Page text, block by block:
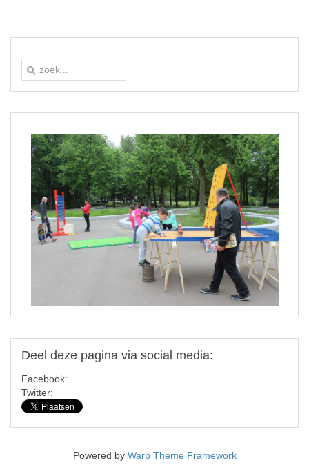
Deel deze pagina via social media:
Facebook:
Twitter:
Powered by Warp Theme Framework